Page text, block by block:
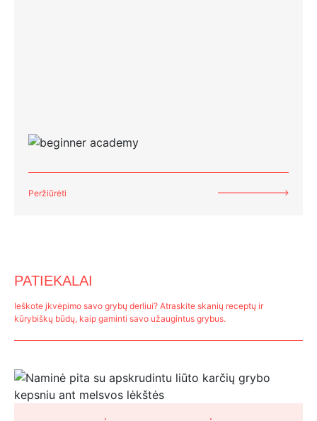
Peržiūrėti
PATIEKALAI
Ieškote įkvėpimo savo grybų derliui? Atraskite skanių receptų ir
kūrybiškų būdų, kaip gaminti savo užaugintus grybus.